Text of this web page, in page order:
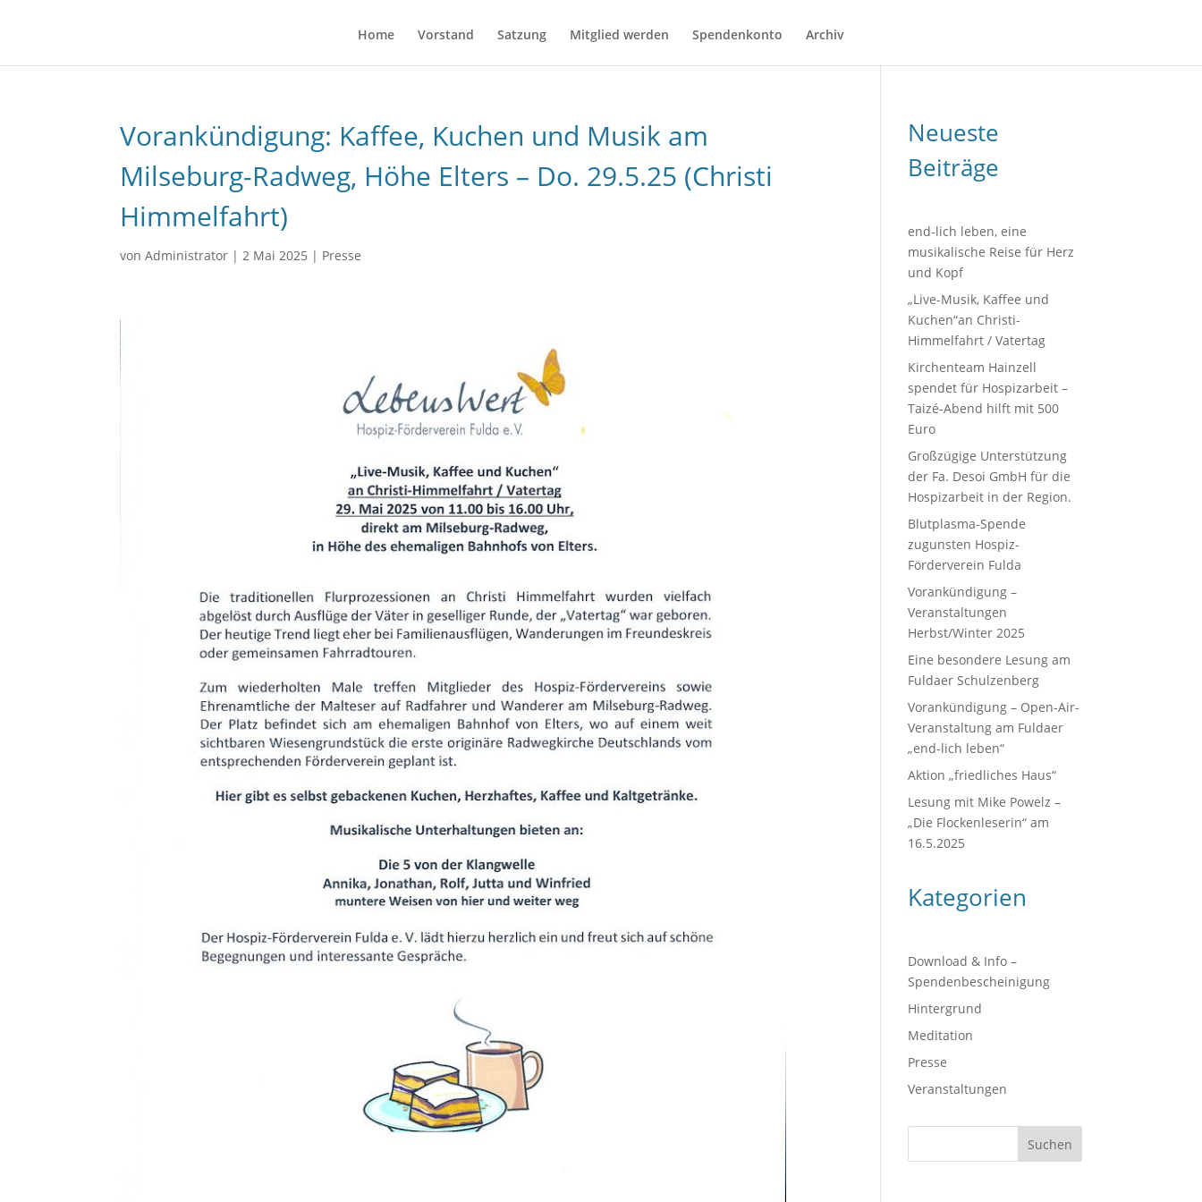
Home Vorstand Satzung Mitglied werden Spendenkonto Archiv
Vorankündigung: Kaffee, Kuchen und Musik am
Milseburg-Radweg, Höhe Elters – Do. 29.5.25 (Christi
Himmelfahrt)
vonAdministrator |2 Mai 2025 | Presse
Neueste
Beiträge
end-lich leben, eine
musikalische Reise für Herz
und Kopf
„Live-Musik, Kaffee und
Kuchen“an Christi-
Himmelfahrt / Vatertag
Kirchenteam Hainzell
spendet für Hospizarbeit –
Taizé-Abend hilft mit 500
Euro
Großzügige Unterstützung
der Fa. Desoi GmbH für die
Hospizarbeit in der Region.
Blutplasma-Spende
zugunsten Hospiz-
Förderverein Fulda
Vorankündigung –
Veranstaltungen
Herbst/Winter 2025
Eine besondere Lesung am
Fuldaer Schulzenberg
Vorankündigung – Open-Air-
Veranstaltung am Fuldaer
„end-lich leben“
Aktion „friedliches Haus“
Lesung mit Mike Powelz –
„Die Flockenleserin“ am
16.5.2025
Kategorien
Download & Info –
Spendenbescheinigung
Hintergrund
Meditation
Presse
Veranstaltungen
Suchen